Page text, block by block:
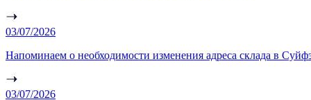
03/07/2026
Напоминаем о необходимости изменения адреса склада в
03/07/2026